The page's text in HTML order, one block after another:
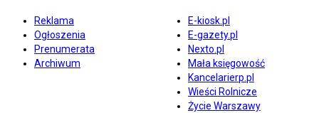
Reklama
Ogłoszenia
Prenumerata
Archiwum
E-kiosk.pl
E-gazety.pl
Nexto.pl
Mała księgowość
Kancelarierp.pl
Wieści Rolnicze
Życie Warszawy